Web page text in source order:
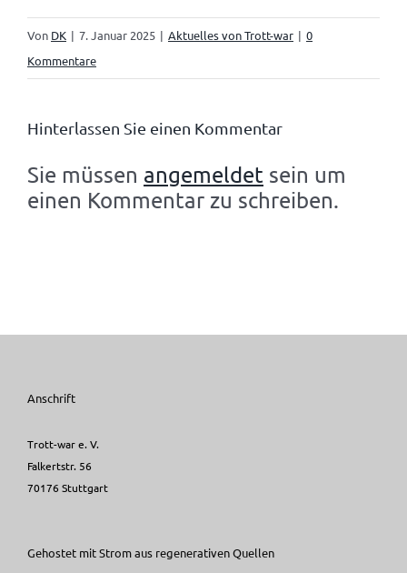
Von DK | 7. Januar 2025 | Aktuelles von Trott-war | 0
Kommentare
Hinterlassen Sie einen Kommentar
Sie müssen angemeldet sein um
einen Kommentar zu schreiben.
Anschrift
Trott-war e. V.
Falkertstr. 56
70176 Stuttgart
Gehostet mit Strom aus regenerativen Quellen